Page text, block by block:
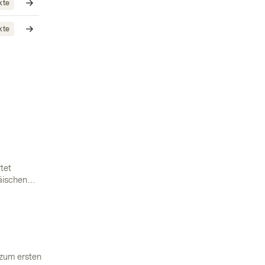
ersten